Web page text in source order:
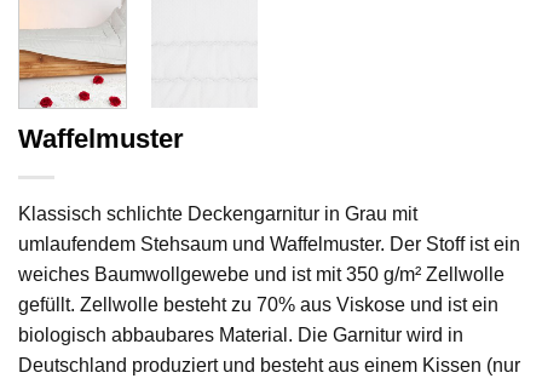
Waffelmuster
Klassisch schlichte Deckengarnitur in Grau mit
umlaufendem Stehsaum und Waffelmuster. Der Stoff ist ein
weiches Baumwollgewebe und ist mit 350 g/m² Zellwolle
gefüllt. Zellwolle besteht zu 70% aus Viskose und ist ein
biologisch abbaubares Material. Die Garnitur wird in
Deutschland produziert und besteht aus einem Kissen (nur